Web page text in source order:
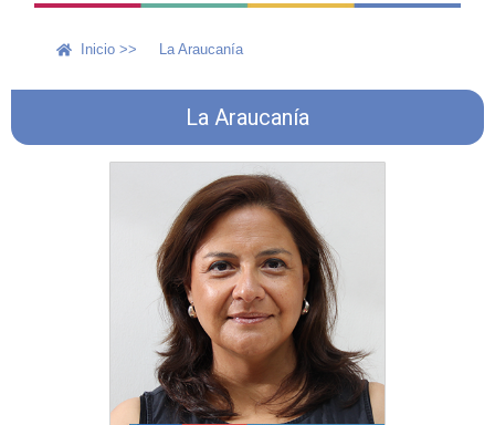
Inicio >> La Araucanía
La Araucanía